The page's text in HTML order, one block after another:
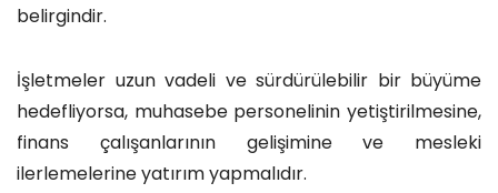
belirgindir.
İşletmeler uzun vadeli ve sürdürülebilir bir büyüme
hedefliyorsa, muhasebe personelinin yetiştirilmesine,
finans çalışanlarının gelişimine ve mesleki
ilerlemelerine yatırım yapmalıdır.